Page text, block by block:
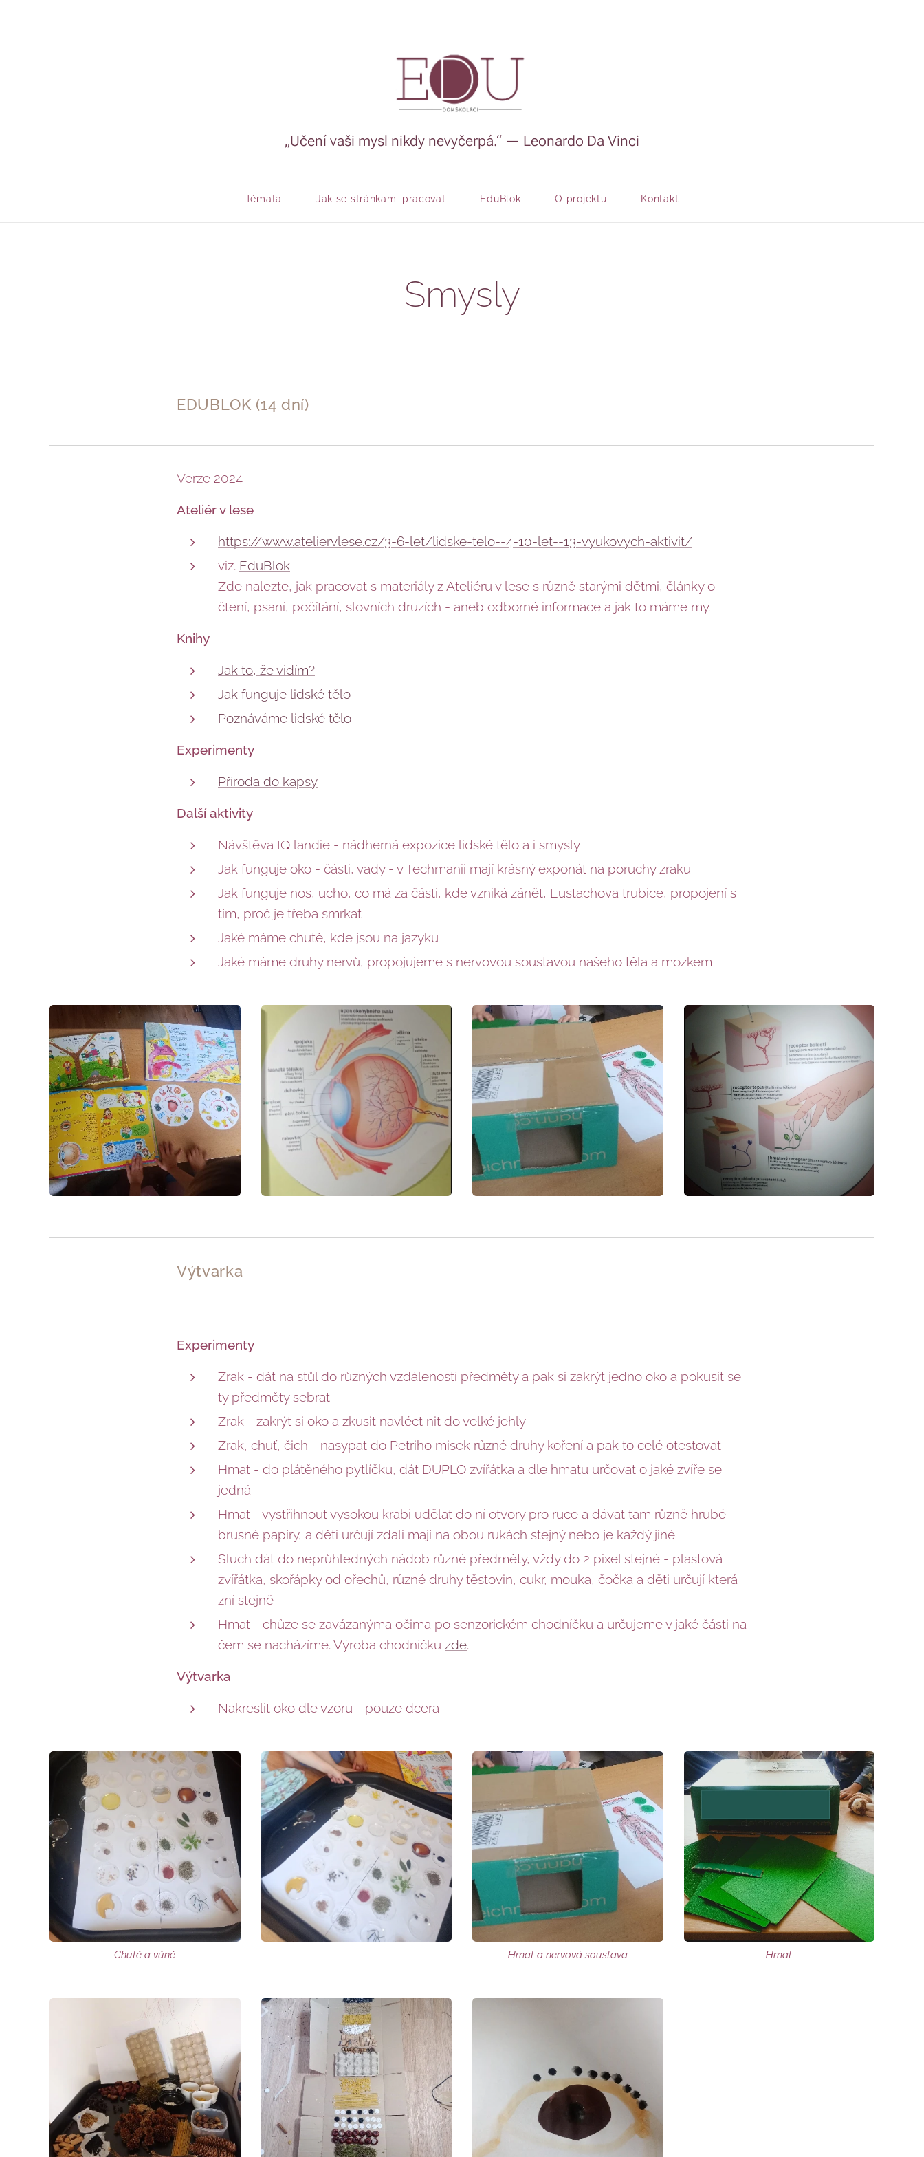
„Učení vaši mysl nikdy nevyčerpá.“ — Leonardo Da Vinci
Témata Jak se stránkami pracovat EduBlok O projektu Kontakt
Smysly
EDUBLOK (14 dní)
Verze 2024
Ateliér v lese
https://www.ateliervlese.cz/3-6-let/lidske-telo--4-10-let--13-vyukovych-aktivit/
viz. EduBlok
Zde nalezte, jak pracovat s materiály z Ateliéru v lese s různě starými dětmi, články o
čtení, psaní, počítání, slovních druzích - aneb odborné informace a jak to máme my.
Knihy
Jak to, že vidím?
Jak funguje lidské tělo
Poznáváme lidské tělo
Experimenty
Příroda do kapsy
Další aktivity
Návštěva IQ landie - nádherná expozice lidské tělo a i smysly
Jak funguje oko - části, vady - v Techmanii mají krásný exponát na poruchy zraku
Jak funguje nos, ucho, co má za části, kde vzniká zánět, Eustachova trubice, propojení s
tím, proč je třeba smrkat
Jaké máme chutě, kde jsou na jazyku
Jaké máme druhy nervů, propojujeme s nervovou soustavou našeho těla a mozkem
Výtvarka
Experimenty
Zrak - dát na stůl do různých vzdáleností předměty a pak si zakrýt jedno oko a pokusit se
ty předměty sebrat
Zrak - zakrýt si oko a zkusit navléct nit do velké jehly
Zrak, chuť, čich - nasypat do Petriho misek různé druhy koření a pak to celé otestovat
Hmat - do plátěného pytlíčku, dát DUPLO zvířátka a dle hmatu určovat o jaké zvíře se
jedná
Hmat - vystřihnout vysokou krabi udělat do ní otvory pro ruce a dávat tam různě hrubé
brusné papíry, a děti určují zdali mají na obou rukách stejný nebo je každý jiné
Sluch dát do neprůhledných nádob různé předměty, vždy do 2 pixel stejné - plastová
zvířátka, skořápky od ořechů, různé druhy těstovin, cukr, mouka, čočka a děti určují která
zní stejně
Hmat - chůze se zavázanýma očima po senzorickém chodníčku a určujeme v jaké části na
čem se nacházíme. Výroba chodníčku zde.
Výtvarka
Nakreslit oko dle vzoru - pouze dcera
Chutě a vůně Hmat a nervová soustava Hmat